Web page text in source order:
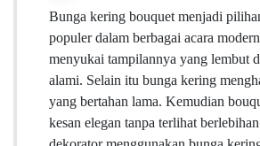
Bunga kering bouquet menjadi
populer dalam berbagai acara
menyukai tampilannya yang lembut
alami. Selain itu bunga kering
yang bertahan lama. Kemudian
kesan elegan tanpa terlihat